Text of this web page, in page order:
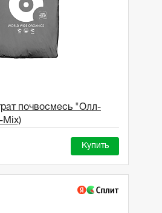
почвосмесь "Олл-
Mix)
Купить